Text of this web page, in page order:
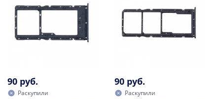
90 руб.
Раскупили
90 руб.
Раскупили